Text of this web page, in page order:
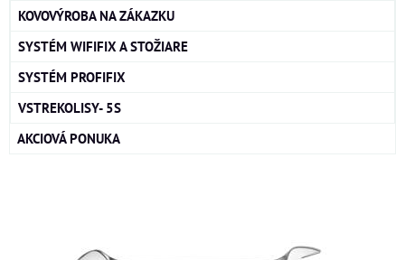
KOVOVÝROBA NA ZÁKAZKU
SYSTÉM WIFIFIX A STOŽIARE
SYSTÉM PROFIFIX
VSTREKOLISY- 5S
AKCIOVÁ PONUKA